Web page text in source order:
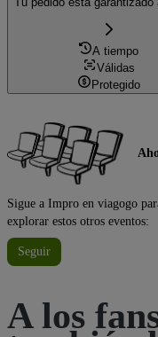
A tiempo
Válidas
Protegido
Sigue a Impro en viagogo
explorar estos otros eventos:
Seguir
A los